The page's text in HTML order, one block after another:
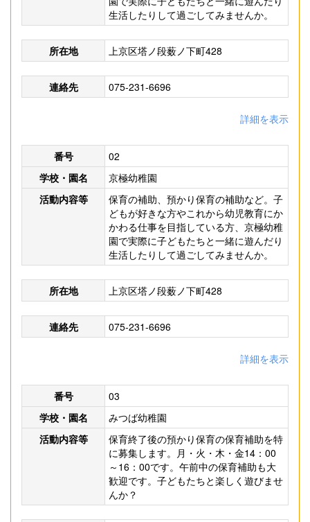
生活したりして過ごしてみませんか。
所在地 上京区塔ノ段薮ノ下町428
連絡先 075-231-6696
詳細を表示
番号
02
学校・園名
京極幼稚園
活動内容等
保育の補助、預かり保育の補助など。子
どもが好きな方やこれから幼児教育にか
かわる仕事を目指している方、京極幼稚
園で実際に子どもたちと一緒に遊んだり
生活したりして過ごしてみませんか。
所在地 上京区塔ノ段薮ノ下町428
連絡先 075-231-6696
詳細を表示
番号
03
学校・園名
みつば幼稚園
活動内容等
保育終了後の預かり保育の保育補助を特
に募集します。月・火・木・金14：00
～16：00です。午前中の保育補助も大
歓迎です。子どもたちと楽しく遊びませ
んか？